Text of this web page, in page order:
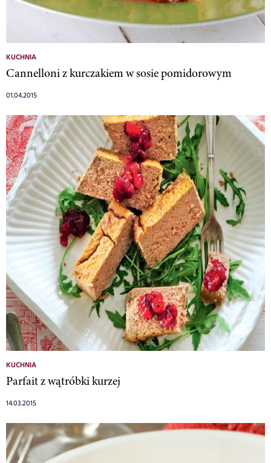
KUCHNIA
Cannelloni z kurczakiem w sosie pomidorowym
01.04.2015
KUCHNIA
Parfait z wątróbki kurzej
14.03.2015